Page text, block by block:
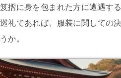
摺に身を包まれた方に遭遇す
礼であれば、服装に関しての
か。